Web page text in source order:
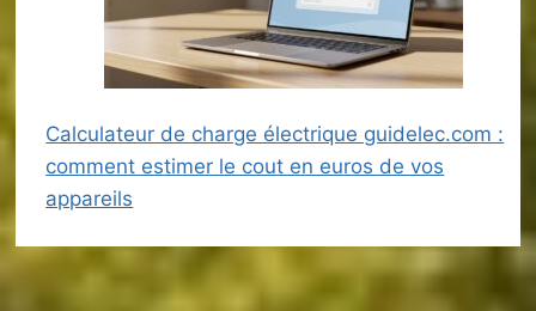
Calculateur de charge électrique guidelec.com :
comment estimer le cout en euros de vos
appareils